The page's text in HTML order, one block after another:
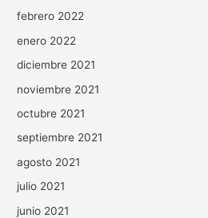
febrero 2022
enero 2022
diciembre 2021
noviembre 2021
octubre 2021
septiembre 2021
agosto 2021
julio 2021
junio 2021